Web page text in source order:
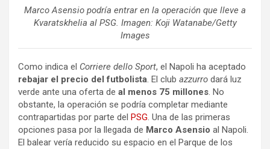
Marco Asensio podría entrar en la operación que lleve a
Kvaratskhelia al PSG. Imagen: Koji Watanabe/Getty
Images
Como indica el Corriere dello Sport, el Napoli ha aceptado
rebajar el precio del futbolista. El club azzurro dará luz
verde ante una oferta de al menos 75 millones. No
obstante, la operación se podría completar mediante
contrapartidas por parte del PSG. Una de las primeras
opciones pasa por la llegada de Marco Asensio al Napoli.
El balear vería reducido su espacio en el Parque de los